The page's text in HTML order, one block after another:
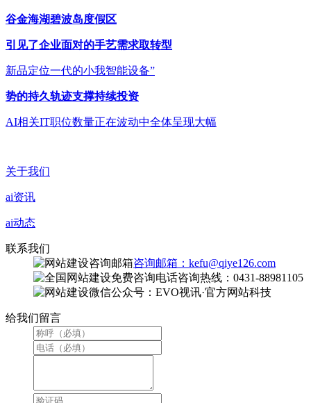
谷金海湖碧波岛度假区
引见了企业面对的手艺需求取转型
新品定位一代的小我智能设备”
势的持久轨迹支撑持续投资
AI相关IT职位数量正在波动中全体呈现大幅
关于我们
ai资讯
ai动态
联系我们
咨询邮箱：kefu@qiye126.com
咨询热线：0431-88981105
微信公众号：EVO视讯·官方网站科技
给我们留言